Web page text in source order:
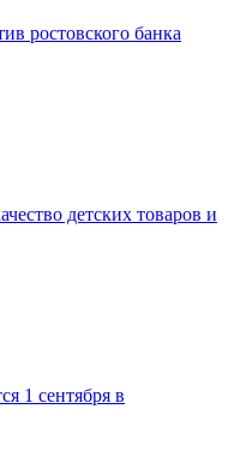
ростовского банка
детских товаров и
1 сентября в